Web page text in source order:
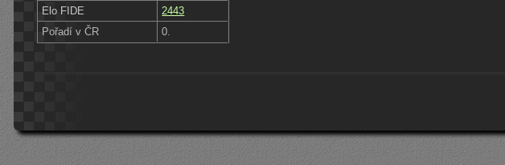
Elo FIDE
2443
Pořadí v ČR
0.